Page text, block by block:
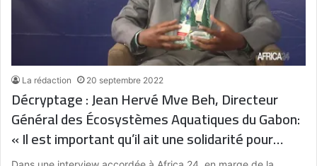
La rédaction 20 septembre 2022
Décryptage : Jean Hervé Mve Beh, Directeur
Général des Écosystèmes Aquatiques du Gabon:
« Il est important qu’il ait une solidarité pour
atténuer l’impact du changement climatique»